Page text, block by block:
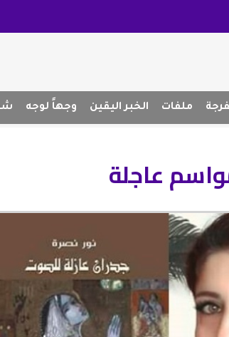
ملفات الخبر اليقين وجهاً لوجه
عاجلة